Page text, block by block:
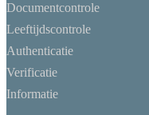
Documentcontrole
Leeftijdscontrole
Authenticatie
Verificatie
Informatie